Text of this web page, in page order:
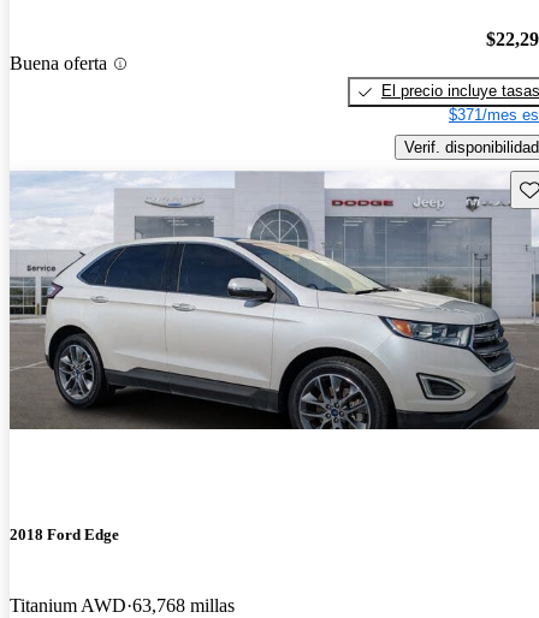
Buena oferta
El precio incluye tasas
$371/mes
Verif. disponibilidad
2018 Ford Edge
Titanium AWD 63,768 millas